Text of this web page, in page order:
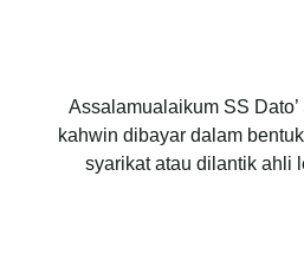
Assalamualaikum SS
kahwin dibayar dalam
syarikat atau dilantik ahli